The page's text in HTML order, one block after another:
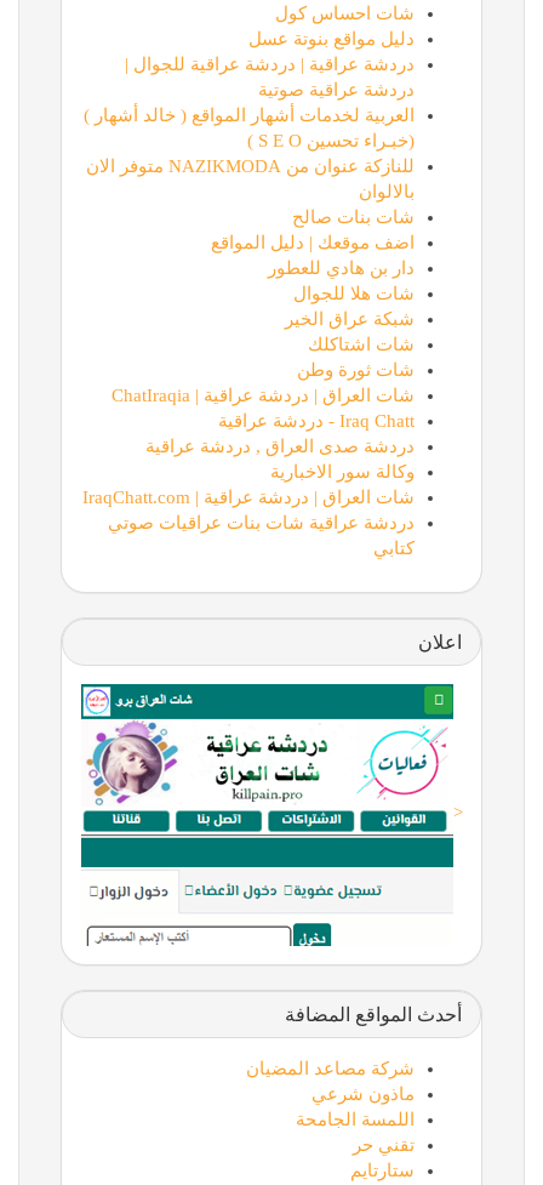
شات احساس كول
دليل مواقع بنوتة عسل
دردشة عراقية | دردشة عراقية للجوال |
دردشة عراقية صوتية
العربية لخدمات أشهار المواقع ( خالد أشهار )
(خبـراء تحسين S E O )
للنازكة عنوان من NAZIKMODA متوفر الان
بالالوان
شات بنات صالح
اضف موقعك | دليل المواقع
دار بن هادي للعطور
شات هلا للجوال
شبكة عراق الخير
شات اشتاكلك
شات ثورة وطن
شات العراق | دردشة عراقية | ChatIraqia
Iraq Chatt - دردشة عراقية
دردشة صدى العراق , دردشة عراقية
وكالة سور الاخبارية
شات العراق | دردشة عراقية | IraqChatt.com
دردشة عراقية شات بنات عراقيات صوتي
كتابي
اعلان
<
أحدث المواقع المضافة
شركة مصاعد المضيان
ماذون شرعي
اللمسة الجامحة
تقني حر
ستارتايم